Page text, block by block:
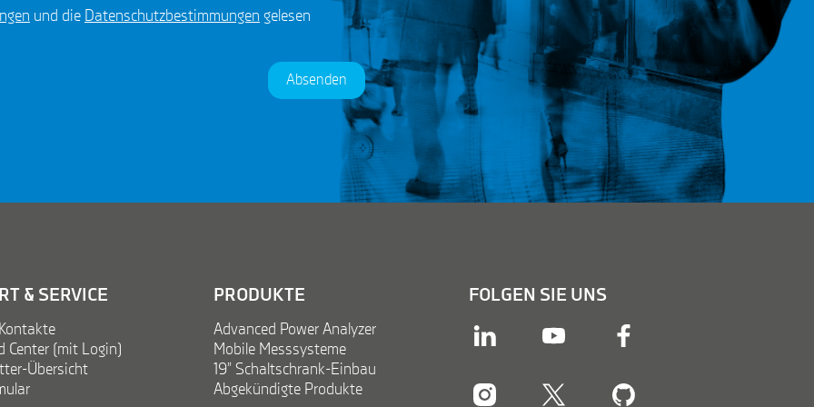
und die Datenschutzbestimmungen gelesen
Absenden
& SERVICE
Center (mit Login)
Übersicht
PRODUKTE
Advanced Power Analyzer
Mobile Messsysteme
19” Schaltschrank-Einbau
Abgekündigte Produkte
FOLGEN SIE UNS
linkedin youtube facebook
instagram twitter twitter